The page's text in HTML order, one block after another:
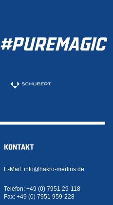
#PUREMAGIC
KONTAKT
E-Mail: info@hakro-merlins.de
Telefon: +49 (0) 7951 29-118
Fax: +49 (0) 7951 959-228